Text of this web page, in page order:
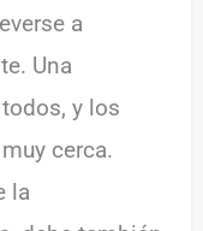
a
Una
y los
cerca.
la